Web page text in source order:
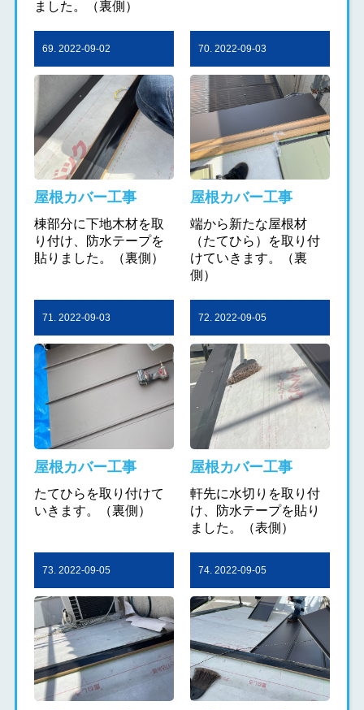
ました。（裏側）
69. 2022-09-02
屋根カバー工事
棟部分に下地木材を取
り付け、防水テープを
貼りました。（裏側）
70. 2022-09-03
屋根カバー工事
端から新たな屋根材
（たてひら）を取り付
けていきます。（裏
側）
71. 2022-09-03
屋根カバー工事
たてひらを取り付けて
いきます。（裏側）
72. 2022-09-05
屋根カバー工事
軒先に水切りを取り付
け、防水テープを貼り
ました。（表側）
73. 2022-09-05 74. 2022-09-05